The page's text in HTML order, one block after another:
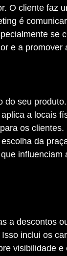
O cliente faz
é
se
e a promover
a locais
os
da
inclui os
visibilidade